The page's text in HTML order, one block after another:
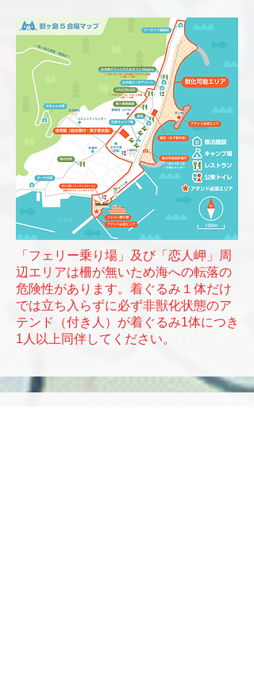
「フェリー乗り場」及び「恋人岬」周
辺エリアは柵が無いため海への転落の
危険性があります。着ぐるみ１体だけ
では立ち入らずに必ず非獣化状態のア
テンド（付き人）が着ぐるみ1体につき
1人以上同伴してください。